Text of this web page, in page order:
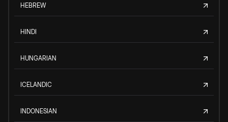
HEBREW
HINDI
HUNGARIAN
ICELANDIC
INDONESIAN